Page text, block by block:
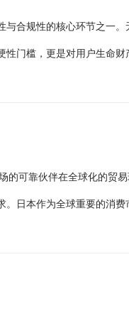
合规性的核心环节之一
性门槛，更是对用户生命财
的可靠伙伴在全球化的贸
。日本作为全球重要的消费